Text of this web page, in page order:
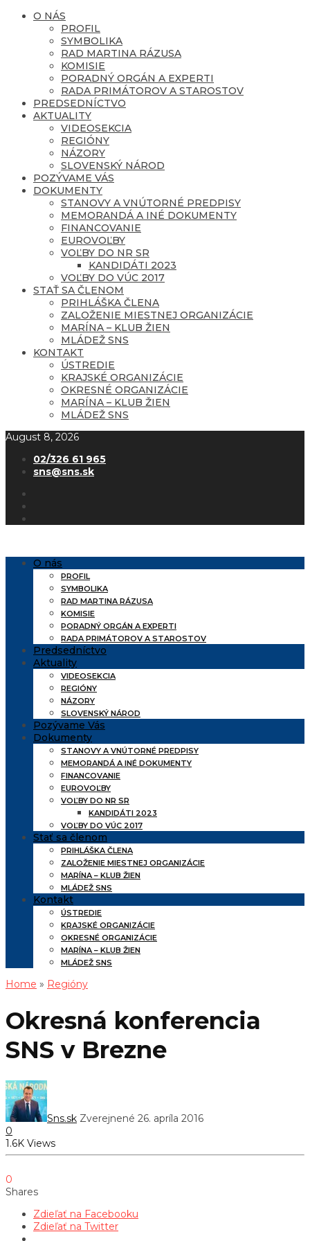
O NÁS
PROFIL
SYMBOLIKA
RAD MARTINA RÁZUSA
KOMISIE
PORADNÝ ORGÁN A EXPERTI
RADA PRIMÁTOROV A STAROSTOV
PREDSEDNÍCTVO
AKTUALITY
VIDEOSEKCIA
REGIÓNY
NÁZORY
SLOVENSKÝ NÁROD
POZÝVAME VÁS
DOKUMENTY
STANOVY A VNÚTORNÉ PREDPISY
MEMORANDÁ A INÉ DOKUMENTY
FINANCOVANIE
EUROVOĽBY
VOĽBY DO NR SR
KANDIDÁTI 2023
VOĽBY DO VÚC 2017
STAŤ SA ČLENOM
PRIHLÁŠKA ČLENA
ZALOŽENIE MIESTNEJ ORGANIZÁCIE
MARÍNA – KLUB ŽIEN
MLÁDEŽ SNS
KONTAKT
ÚSTREDIE
KRAJSKÉ ORGANIZÁCIE
OKRESNÉ ORGANIZÁCIE
MARÍNA – KLUB ŽIEN
MLÁDEŽ SNS
August 8, 2026
02/326 61 965
sns@sns.sk
O nás
PROFIL
SYMBOLIKA
RAD MARTINA RÁZUSA
KOMISIE
PORADNÝ ORGÁN A EXPERTI
RADA PRIMÁTOROV A STAROSTOV
Predsedníctvo
Aktuality
VIDEOSEKCIA
REGIÓNY
NÁZORY
SLOVENSKÝ NÁROD
Pozývame Vás
Dokumenty
STANOVY A VNÚTORNÉ PREDPISY
MEMORANDÁ A INÉ DOKUMENTY
FINANCOVANIE
EUROVOĽBY
VOĽBY DO NR SR
KANDIDÁTI 2023
VOĽBY DO VÚC 2017
Stať sa členom
PRIHLÁŠKA ČLENA
ZALOŽENIE MIESTNEJ ORGANIZÁCIE
MARÍNA – KLUB ŽIEN
MLÁDEŽ SNS
Kontakt
ÚSTREDIE
KRAJSKÉ ORGANIZÁCIE
OKRESNÉ ORGANIZÁCIE
MARÍNA – KLUB ŽIEN
MLÁDEŽ SNS
Home » Regióny
Okresná konferencia
SNS v Brezne
Sns.sk Zverejnené 26. apríla 2016
0
1.6K Views
0
Shares
Zdieľať na Facebooku
Zdieľať na Twitter